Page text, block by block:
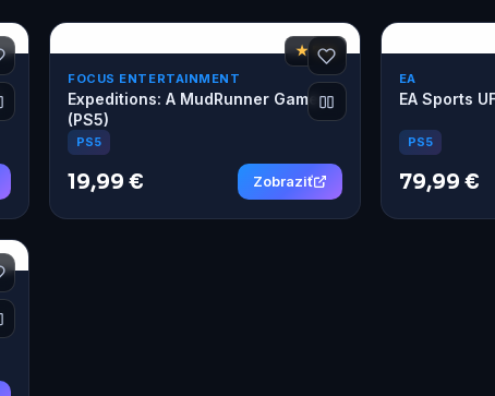
★ 7,4
FOCUS ENTERTAINMENT
Expeditions: A MudRunner Game
(PS5)
PS5
19,99 € Zobraziť
EA
EA Sports
PS5
79,99 €